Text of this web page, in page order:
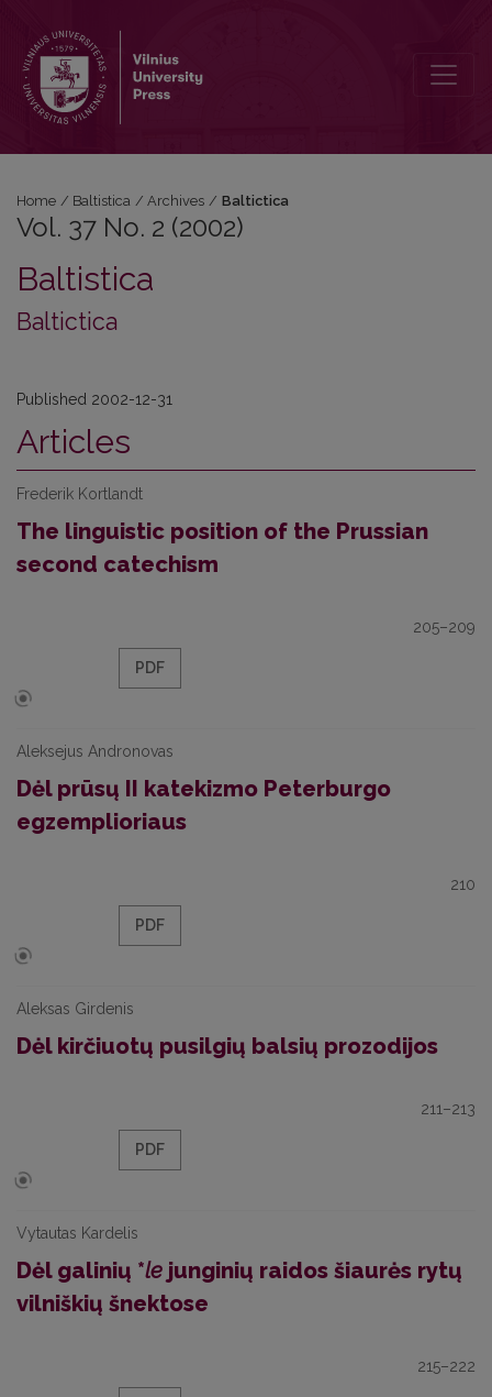
Home / Baltistica / Archives / Baltictica
Vol. 37 No. 2 (2002)
Baltistica
Baltictica
Published 2002-12-31
Articles
Frederik Kortlandt
The linguistic position of the Prussian
second catechism
205–209
PDF
Aleksejus Andronovas
Dėl prūsų II katekizmo Peterburgo
egzemplioriaus
210
PDF
Aleksas Girdenis
Dėl kirčiuotų pusilgių balsių prozodijos
211–213
PDF
Vytautas Kardelis
Dėl galinių *le junginių raidos šiaurės rytų
vilniškių šnektose
215–222